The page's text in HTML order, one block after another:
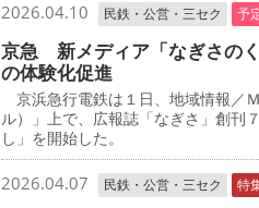
2026.04.10 民鉄・公営・三セク 予
京急 新メディア「なぎさの
の体験化促進
京浜急行電鉄は１日、地域情報／
ル）」上で、広報誌「なぎさ」創刊
し」を開始した。
2026.04.07 民鉄・公営・三セク 特